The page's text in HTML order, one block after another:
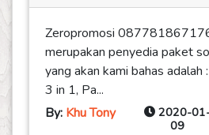
Zeropromosi
merupakan penyedia paket
yang akan kami bahas
3 in 1, Pa...
By: Khu Tony
2020-
09